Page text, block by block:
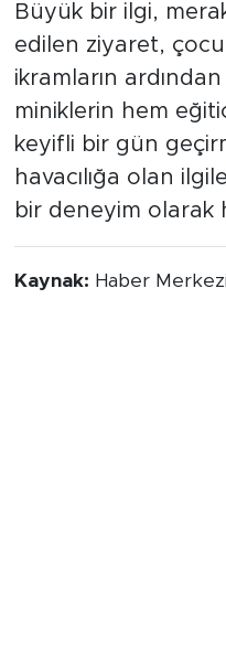
Büyük bir ilgi,
edilen ziyaret,
ikramların
miniklerin hem
keyifli bir gün
havacılığa olan
bir deneyim olarak
Kaynak: Haber Merkezi